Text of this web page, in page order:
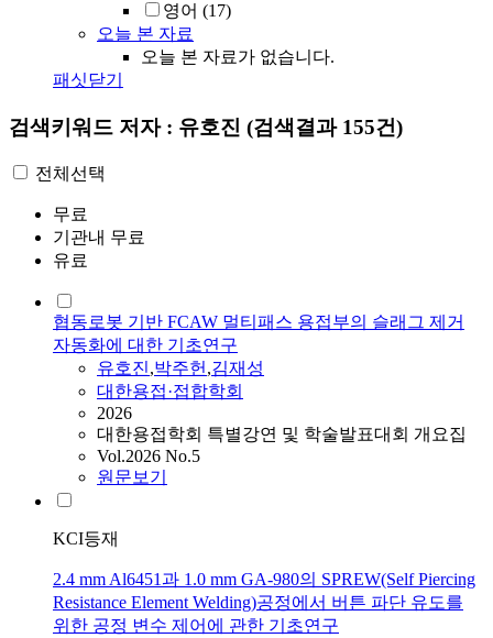
영어 (17)
오늘 본 자료
오늘 본 자료가 없습니다.
패싯닫기
검색키워드 저자 : 유호진 (검색결과 155건)
전체선택
무료
기관내 무료
유료
협동로봇 기반 FCAW 멀티패스 용접부의 슬래그 제거
자동화에 대한 기초연구
유호진,박주헌,김재성
대한용접·접합학회
2026
대한용접학회 특별강연 및 학술발표대회 개요집
Vol.2026 No.5
원문보기
KCI등재
2.4 mm Al6451과 1.0 mm GA-980의 SPREW(Self Piercing
Resistance Element Welding)공정에서 버튼 파단 유도를
위한 공정 변수 제어에 관한 기초연구